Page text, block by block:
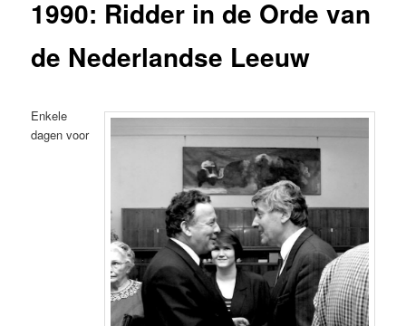
1990: Ridder in de Orde van
de Nederlandse Leeuw
Enkele
dagen voor